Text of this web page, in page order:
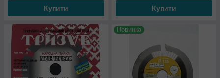
Купити Купити
Новинка